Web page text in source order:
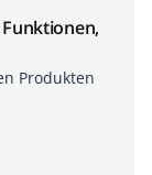
Produkten